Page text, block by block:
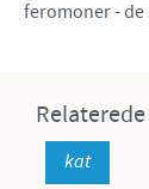
feromoner -
kat